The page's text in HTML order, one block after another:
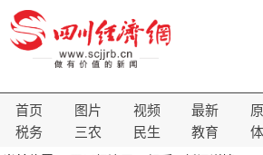
首页 图片 视频 最新
税务
三农 民生 教育